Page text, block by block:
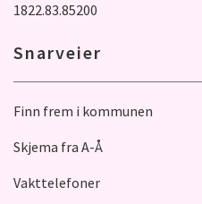
1822.83.85200
Snarveier
Finn frem i kommunen
Skjema fra A-Å
Vakttelefoner